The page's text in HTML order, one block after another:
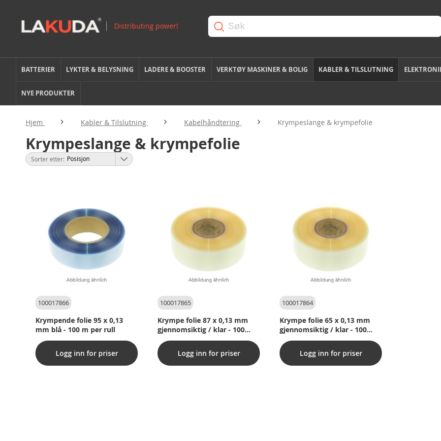
BATTERIER LYKTER & BELYSNING LADERE & BOOSTER VERKTØY MASKINER & BOLIG KABLER & TILSLUTNING
NYE PRODUKTER
Hjem Kabler & Tilslutning Kabelhåndtering Krympeslange & krympefolie
Krympeslange & krympefolie
Sorter etter
100017866
Krympende folie 95 x 0,13
mm blå - 100 m per rull
Logg inn for priser
100017865
Krympe folie 87 x 0,13 mm
gjennomsiktig / klar - 100
meter per rull
Logg inn for priser
100017864
Krympe folie 65 x 0,13 mm
gjennomsiktig / klar - 100
meter per rull
Logg inn for priser